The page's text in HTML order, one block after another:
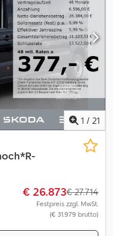
1 / 21
€ 26.873€ 27.714
Festpreis zzgl. MwSt.
(€ 31.979 brutto)